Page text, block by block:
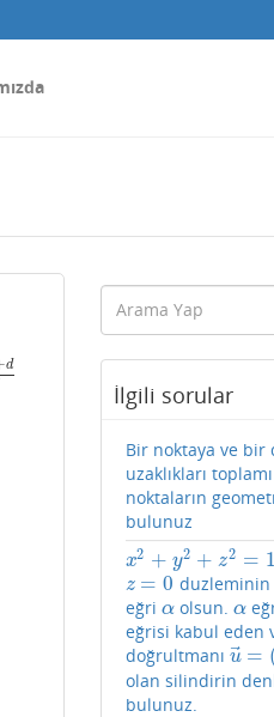
d+
İlgili sorular
Bir noktaya ve bir
uzaklıkları
noktaların
bulunuz
x2 + y2 + z2 = 1
x2+y2 +z2=1
z = 0
z=0
duzleminin
eğri α
αolsun. α
α
eğrisi kabul eden
doğrultmanı u⃗ =
u→= (
olan silindirin
bulunuz.